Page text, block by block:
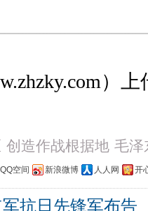
）上
创造作战根据地 毛泽
QQ空间 新浪微博 人人网 开
抗日先锋军布告